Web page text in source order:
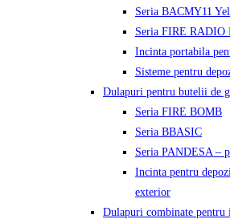
Seria BACMY11
Seria FIRE RADIO
Incinta portabila
Sisteme pentru
Dulapuri pentru butelii de
Seria FIRE BOMB
Seria BBASIC
Seria PANDESA –
Incinta pentru
exterior
Dulapuri combinate pentru